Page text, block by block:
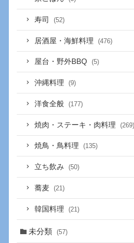
寿司 (52)
居酒屋・海鮮料理 (476)
屋台・野外BBQ (5)
沖縄料理 (9)
洋食全般 (177)
焼肉・ステーキ・肉料理 (269)
焼鳥・鳥料理 (135)
立ち飲み (50)
蕎麦 (21)
韓国料理 (21)
未分類 (57)